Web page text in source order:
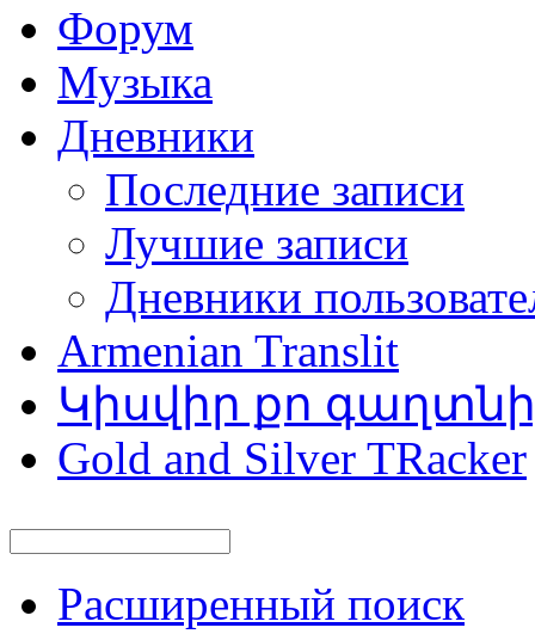
Форум
Музыка
Дневники
Последние записи
Лучшие записи
Дневники
Armenian Translit
Կիսվիր քո
Gold and Silver TRacker
Расширенный поиск